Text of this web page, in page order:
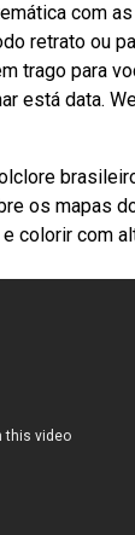
com
retrato ou
trago para
está data.
os mapas
colorir com